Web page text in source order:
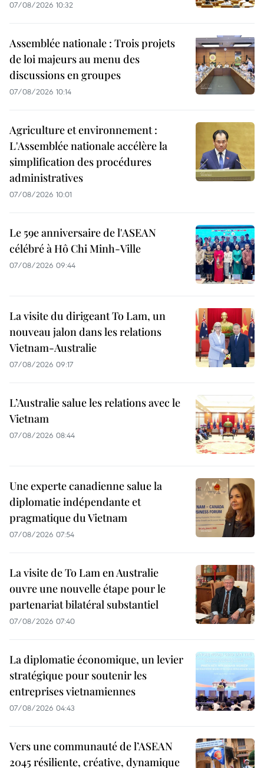
07/08/2026 10:32
Assemblée nationale : Trois projets
de loi majeurs au menu des
discussions en groupes
07/08/2026 10:14
Agriculture et environnement :
L'Assemblée nationale accélère la
simplification des procédures
administratives
07/08/2026 10:01
Le 59e anniversaire de l'ASEAN
célébré à Hô Chi Minh-Ville
07/08/2026 09:44
La visite du dirigeant To Lam, un
nouveau jalon dans les relations
Vietnam-Australie
07/08/2026 09:17
L’Australie salue les relations avec le
Vietnam
07/08/2026 08:44
Une experte canadienne salue la
diplomatie indépendante et
pragmatique du Vietnam
07/08/2026 07:54
La visite de To Lam en Australie
ouvre une nouvelle étape pour le
partenariat bilatéral substantiel
07/08/2026 07:40
La diplomatie économique, un levier
stratégique pour soutenir les
entreprises vietnamiennes
07/08/2026 04:43
Vers une communauté de l’ASEAN
2045 résiliente, créative, dynamique